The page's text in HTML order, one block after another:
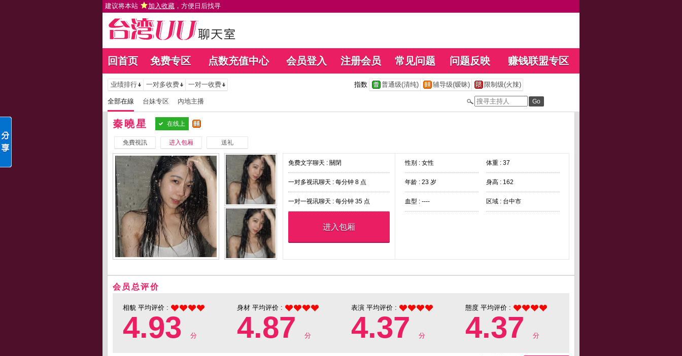
建议将本站 加入收藏 ，方便日后找寻
回首页 免费专区 点数充值中心 会员登入 注册会员 常见问题 问题反映 赚钱联盟专区
业绩排行 一对多收费 一对一收费 指数 普通级(清纯) 辅导级(暧昧) 限制级(火辣)
全部在線 台妹专区 內地主播
秦曉星 在线上
免費視訊 进入包厢 送礼
免费文字聊天 : 關閉
一对多视讯聊天 : 每分钟 8 点
一对一视讯聊天 : 每分钟 35 点
进入包厢
性别 : 女性 体重 : 37
年龄 : 23 岁 身高 : 162
血型 : ---- 区域 : 台中市
会员总评价
相貌 平均评价 :
4.93 分
身材 平均评价 :
4.87 分
表演 平均评价 :
4.37 分
態度 平均评价 :
4.37 分